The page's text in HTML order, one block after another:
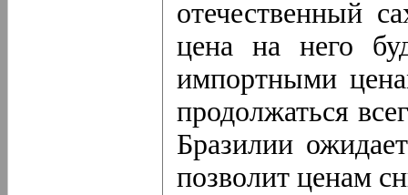
отечественный
цена на него
импортными
продолжаться
Бразилии
позволит ценам